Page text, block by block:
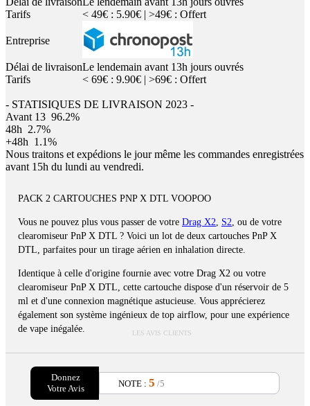
Tarifs
< 49€ : 5.90€ | >49€ : Offert
Entreprise
Délai de livraisonLe lendemain avant 13h jours ouvrés
Tarifs
< 69€ : 9.90€ | >69€ : Offert
- STATISIQUES DE LIVRAISON 2023 -
Avant 13 96.2%
48h 2.7%
+48h 1.1%
Nous traitons et expédions le jour même les commandes enregistrées
avant 15h du lundi au vendredi.
PACK 2 CARTOUCHES PNP X DTL VOOPOO
Vous ne pouvez plus vous passer de votre Drag X2, S2, ou de votre
clearomiseur PnP X DTL ? Voici un lot de deux cartouches PnP X
DTL, parfaites pour un tirage aérien en inhalation directe.
Identique à celle d'origine fournie avec votre Drag X2 ou votre
clearomiseur PnP X DTL, cette cartouche dispose d'un réservoir de 5
ml et d'une connexion magnétique astucieuse. Vous apprécierez
également son système ingénieux de top airflow, pour une expérience
de vape inégalée.
LES AVIS CLIENTS
Donnez
Votre Avis
NOTE : 5 /5